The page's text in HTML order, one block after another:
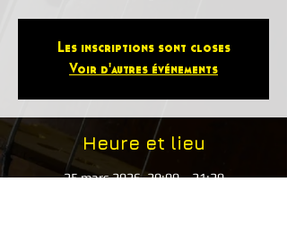
Les inscriptions sont closes
Voir d'autres événements
Heure et lieu
25 mars 2026, 20:00 – 21:20